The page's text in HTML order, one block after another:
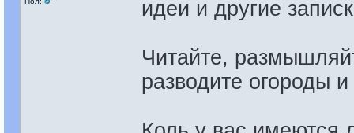
идеи и другие
Читайте,
разводите огороды